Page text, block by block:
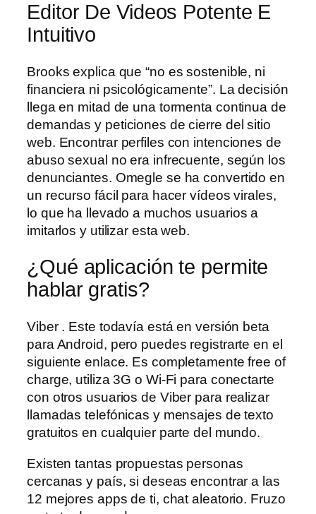
Editor De Videos Potente E
Intuitivo
Brooks explica que “no es sostenible, ni
financiera ni psicológicamente”. La decisión
llega en mitad de una tormenta continua de
demandas y peticiones de cierre del sitio
web. Encontrar perfiles con intenciones de
abuso sexual no era infrecuente, según los
denunciantes. Omegle se ha convertido en
un recurso fácil para hacer vídeos virales,
lo que ha llevado a muchos usuarios a
imitarlos y utilizar esta web.
¿Qué aplicación te permite
hablar gratis?
Viber . Este todavía está en versión beta
para Android, pero puedes registrarte en el
siguiente enlace. Es completamente free of
charge, utiliza 3G o Wi-Fi para conectarte
con otros usuarios de Viber para realizar
llamadas telefónicas y mensajes de texto
gratuitos en cualquier parte del mundo.
Existen tantas propuestas personas
cercanas y país, si deseas encontrar a las
12 mejores apps de ti, chat aleatorio. Fruzo